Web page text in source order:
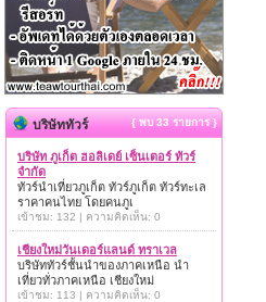
บริษัททัวร์ { พบ 33 รายการ }
บริษัท ภูเก็ต ฮอลิเดย์ เซ็นเตอร์ ทัวร์
จำกัด
ทัวร์นำเที่ยวภูเก็ต ทัวร์ภูเก็ต ทัวร์ทะเล
ราคาคนไทย โดยคนภูเ
เข้าชม: 132 | ความคิดเห็น: 0
เชียงใหม่วันเดอร์แลนด์ ทราเวล
บริษัททัวร์ชั้นนำของภาคเหนือ นำ
เที่ยวทั่วภาคเหนือ เชียงใหม่
เข้าชม: 113 | ความคิดเห็น: 0